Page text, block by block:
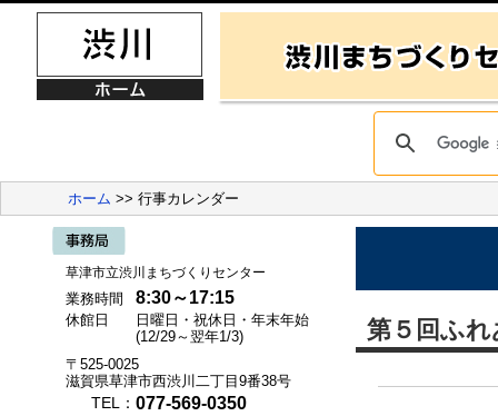
ホーム >> 行事カレンダー
草津市立渋川まちづくりセンター
業務時間 8:30～17:15
休館日
日曜日・祝休日・年末年始
(12/29～翌年1/3)
〒525-0025
滋賀県草津市西渋川二丁目9番38号
TEL： 077-569-0350
第５回ふ